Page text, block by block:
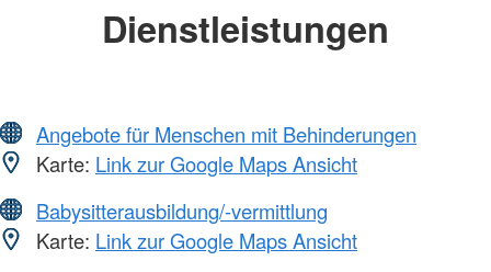
Dienstleistungen
Angebote für Menschen mit Behinderungen
Karte: Link zur Google Maps Ansicht
Babysitterausbildung/-vermittlung
Karte: Link zur Google Maps Ansicht